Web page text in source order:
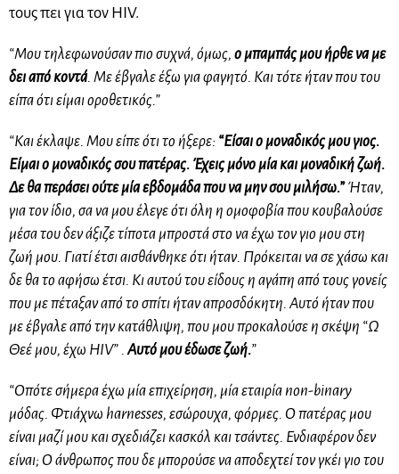
τους πει για τον HIV.
“Μου τηλεφωνούσαν πιο συχνά, όμως, ο μπαμπάς μου ήρθε να με
δει από κοντά. Με έβγαλε έξω για φαγητό. Και τότε ήταν που του
είπα ότι είμαι οροθετικός.”
“Και έκλαψε. Μου είπε ότι το ήξερε: “Είσαι ο μοναδικός μου γιος.
Είμαι ο μοναδικός σου πατέρας. Έχεις μόνο μία και μοναδική ζωή.
Δε θα περάσει ούτε μία εβδομάδα που να μην σου μιλήσω.”Ήταν,
για τον ίδιο, σα να μου έλεγε ότι όλη η ομοφοβία που κουβαλούσε
μέσα του δεν άξιζε τίποτα μπροστά στο να έχω τον γιο μου στη
ζωή μου. Γιατί έτσι αισθάνθηκε ότι ήταν. Πρόκειται να σε χάσω και
δε θα το αφήσω έτσι. Κι αυτού του είδους η αγάπη από τους γονείς
που με πέταξαν από το σπίτι ήταν απροσδόκητη. Αυτό ήταν που
με έβγαλε από την κατάθλιψη, που μου προκαλούσε η σκέψη “Ω
Θεέ μου, έχω HIV” .Αυτό μου έδωσε ζωή.”
“Οπότε σήμερα έχω μία επιχείρηση, μία εταιρία non-binary
μόδας. Φτιάχνω harnesses, εσώρουχα, φόρμες. Ο πατέρας μου
είναι μαζί μου και σχεδιάζει κασκόλ και τσάντες. Ενδιαφέρον δεν
είναι; Ο άνθρωπος που δε μπορούσε να αποδεχτεί τον γκέι γιο του